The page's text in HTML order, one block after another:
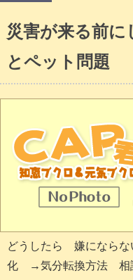
災害が来る
とペット問題
どうしたら 嫌になら
化 →気分転換方法 相